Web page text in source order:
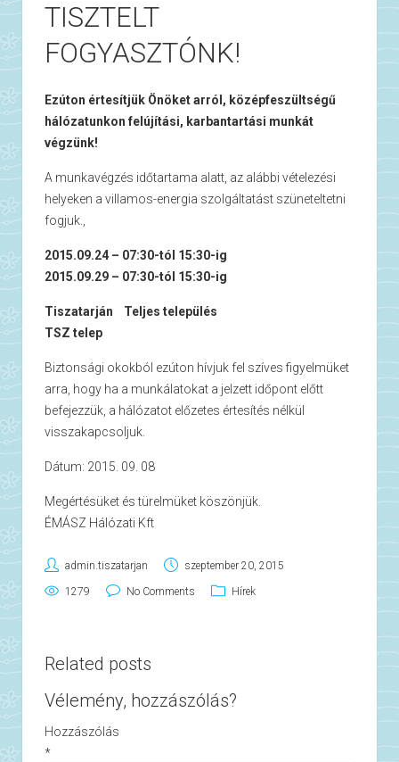
TISZTELT
FOGYASZTÓNK!
Ezúton értesítjük Önöket arról, középfeszültségű
hálózatunkon felújítási, karbantartási munkát
végzünk!
A munkavégzés időtartama alatt, az alábbi vételezési
helyeken a villamos-energia szolgáltatást szüneteltetni
fogjuk.,
2015.09.24 – 07:30-tól 15:30-ig
2015.09.29 – 07:30-tól 15:30-ig
Tiszatarján Teljes település
TSZ telep
Biztonsági okokból ezúton hívjuk fel szíves figyelmüket
arra, hogy ha a munkálatokat a jelzett időpont előtt
befejezzük, a hálózatot előzetes értesítés nélkül
visszakapcsoljuk.
Dátum: 2015. 09. 08
Megértésüket és türelmüket köszönjük.
ÉMÁSZ Hálózati Kft
admin.tiszatarjan szeptember 20, 2015
1279 No Comments Hírek
Related posts
Vélemény, hozzászólás?
Hozzászólás
*